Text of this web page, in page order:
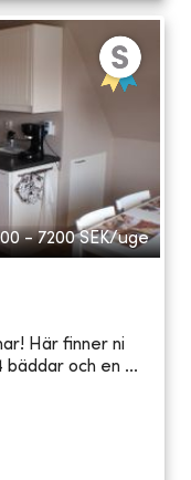
- 7200 SEK/uge
Här finner ni
bäddar och en ...